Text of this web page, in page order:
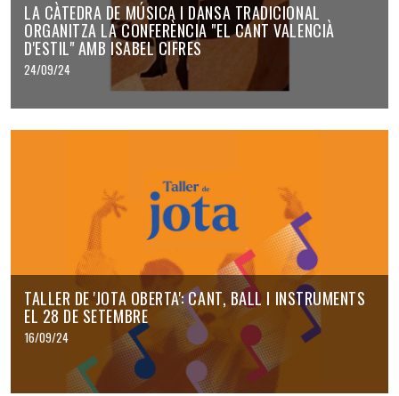
LA CÀTEDRA DE MÚSICA I DANSA TRADICIONAL
ORGANITZA LA CONFERÈNCIA "EL CANT VALENCIÀ
D'ESTIL" AMB ISABEL CIFRES
24/09/24
TALLER DE 'JOTA OBERTA': CANT, BALL I INSTRUMENTS
EL 28 DE SETEMBRE
16/09/24